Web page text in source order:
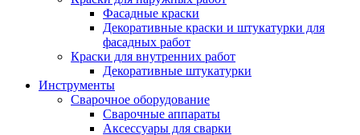
Фасадные краски
Декоративные краски и штукатурки для
фасадных работ
Краски для внутренних работ
Декоративные штукатурки
Инструменты
Сварочное оборудование
Сварочные аппараты
Аксессуары для сварки